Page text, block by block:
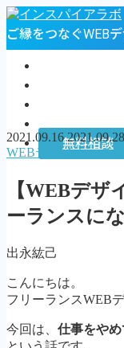
ご縁をつなぐWEB
インスパイア
無料相談
トップページ
プロフィール
インスパイアラ
無料相談
Follow Me
2021.09.162021.09.28
WEBデザイナーの
【WEBデザ
ーランスに
出永紘己
こんにちは。
フリーランスWEB
今回は、 仕事をや